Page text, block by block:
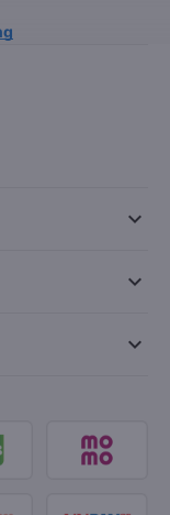
keyboard_arrow_down
keyboard_arrow_down
keyboard_arrow_down